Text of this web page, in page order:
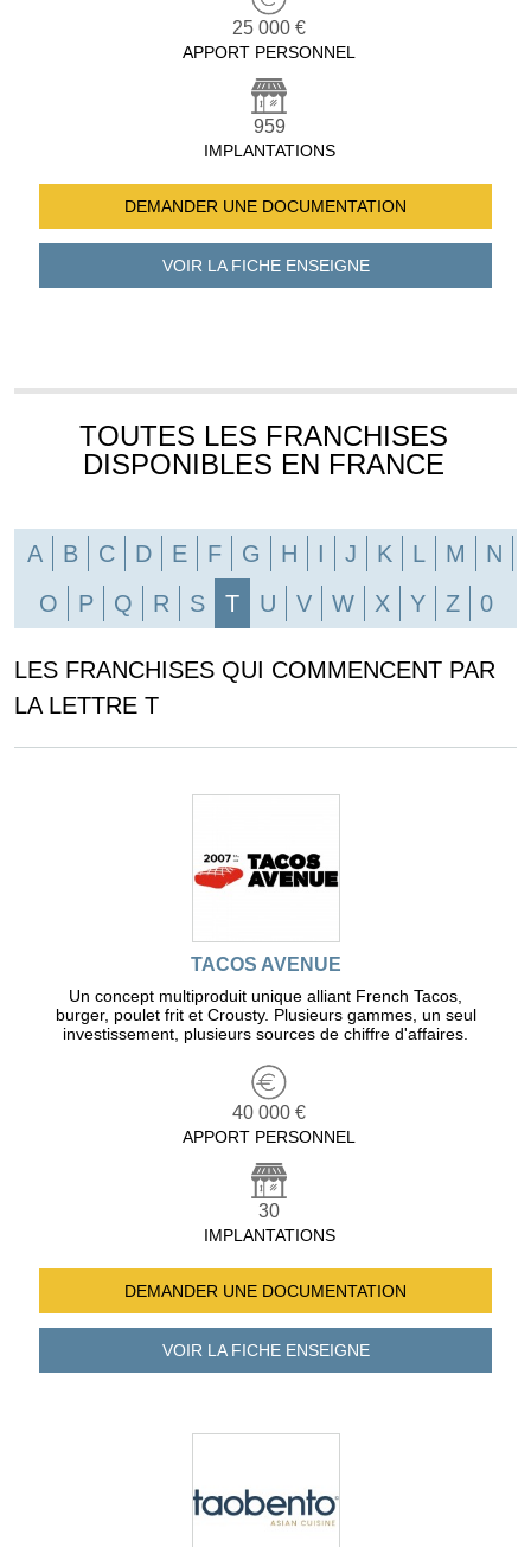
25 000 €
APPORT PERSONNEL
959
IMPLANTATIONS
DEMANDER UNE DOCUMENTATION
VOIR LA FICHEENSEIGNE
TOUTES LES FRANCHISES
DISPONIBLES EN FRANCE
A B C D E F G H I J K L M
N
O
P Q R S T U V W X Y Z 0
LES FRANCHISES QUI COMMENCENT PAR
LA LETTRE T
TACOS AVENUE
Un concept multiproduit unique alliant French Tacos,
burger, poulet frit et Crousty. Plusieurs gammes, un seul
investissement, plusieurs sources de chiffre d'affaires.
40 000 €
APPORT PERSONNEL
30
IMPLANTATIONS
DEMANDER UNE DOCUMENTATION
VOIR LA FICHEENSEIGNE